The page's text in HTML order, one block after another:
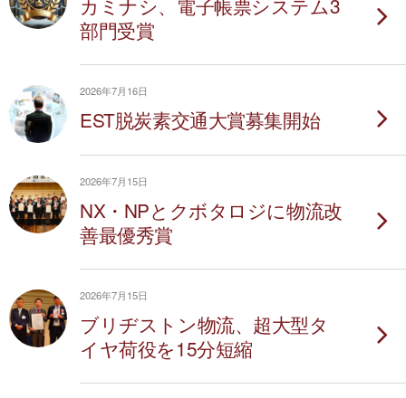
カミナシ、電子帳票システム3
部門受賞
2026年7月16日
EST脱炭素交通大賞募集開始
2026年7月15日
NX・NPとクボタロジに物流改
善最優秀賞
2026年7月15日
ブリヂストン物流、超大型タ
イヤ荷役を15分短縮